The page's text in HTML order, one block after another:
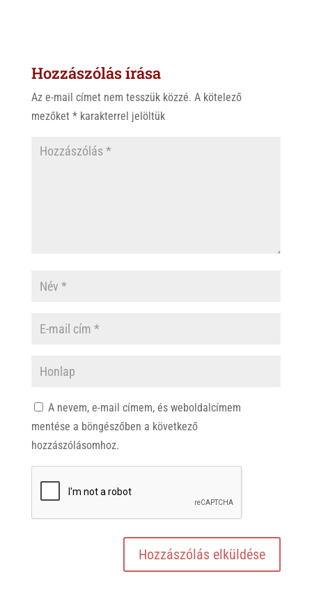
A
p
o
k
Hozzászólás írása
Az e-mail címet nem tesszük közzé. A kötelező
mezőket *karakterrel jelöltük
A nevem, e-mail címem, és weboldalcímem
mentése a böngészőben a következő
hozzászólásomhoz.